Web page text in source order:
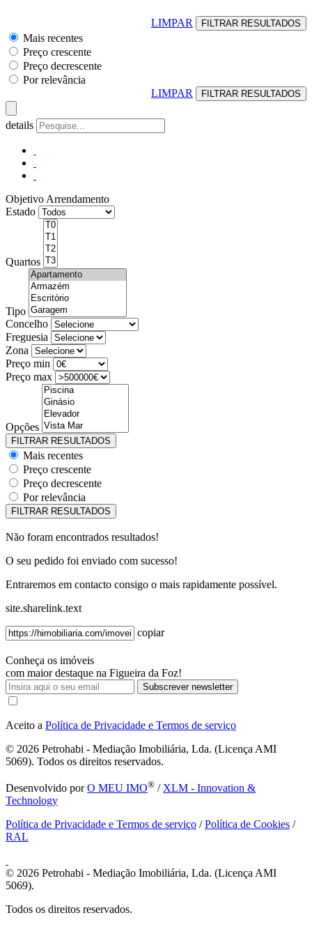
LIMPAR
Mais recentes
Preço crescente
Preço decrescente
Por relevância
LIMPAR
details
Objetivo Arrendamento
Estado
Quartos
Tipo
Concelho
Freguesia
Zona
Preço min
Preço max
Opções
Mais recentes
Preço crescente
Preço decrescente
Por relevância
Não foram encontrados resultados!
O seu pedido foi enviado com sucesso!
Entraremos em contacto consigo o mais rapidamente possível.
site.sharelink.text
copiar
Conheça os imóveis
com maior destaque na Figueira da Foz!
Subscrever newsletter
Aceito a Política de Privacidade e Termos de serviço
© 2026 Petrohabi - Mediação Imobiliária, Lda. (Licença AMI
5069). Todos os direitos reservados.
Desenvolvido porO MEU IMO® / XLM - Innovation &
Technology
Política de Privacidade e Termos de serviço /Política de Cookies /
RAL
© 2026 Petrohabi - Mediação Imobiliária, Lda. (Licença AMI
5069).
Todos os direitos reservados.